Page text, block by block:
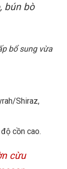
bún bò
bổ sung vừa
Shiraz,
cồn cao.
cừu